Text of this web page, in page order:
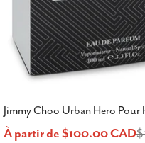
Jimmy Choo Urban Hero Pour
Prix
À partir de $100.00 CAD
Prix